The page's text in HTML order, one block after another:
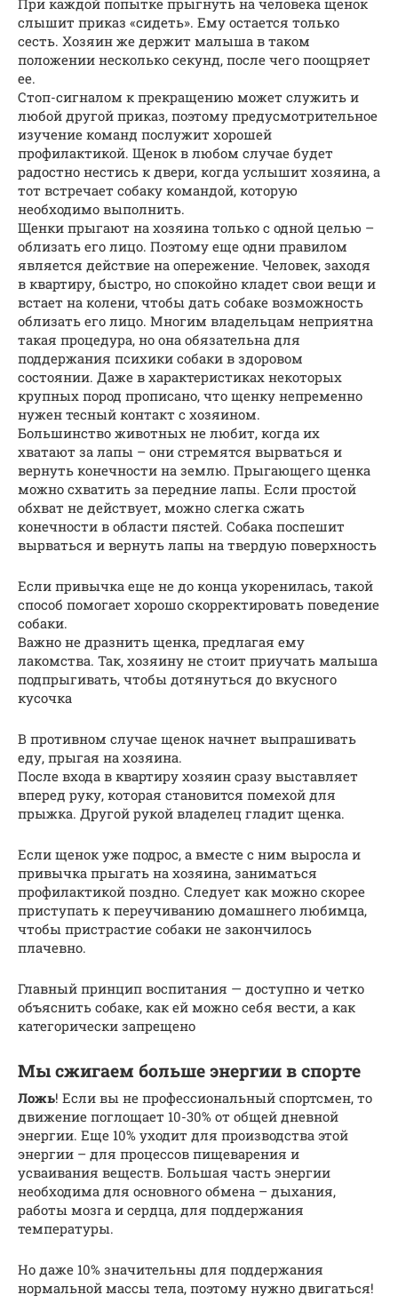
При каждой попытке прыгнуть на человека щенок
слышит приказ «сидеть». Ему остается только
сесть. Хозяин же держит малыша в таком
положении несколько секунд, после чего поощряет
ее.
Стоп-сигналом к прекращению может служить и
любой другой приказ, поэтому предусмотрительное
изучение команд послужит хорошей
профилактикой. Щенок в любом случае будет
радостно нестись к двери, когда услышит хозяина, а
тот встречает собаку командой, которую
необходимо выполнить.
Щенки прыгают на хозяина только с одной целью –
облизать его лицо. Поэтому еще одни правилом
является действие на опережение. Человек, заходя
в квартиру, быстро, но спокойно кладет свои вещи и
встает на колени, чтобы дать собаке возможность
облизать его лицо. Многим владельцам неприятна
такая процедура, но она обязательна для
поддержания психики собаки в здоровом
состоянии. Даже в характеристиках некоторых
крупных пород прописано, что щенку непременно
нужен тесный контакт с хозяином.
Большинство животных не любит, когда их
хватают за лапы – они стремятся вырваться и
вернуть конечности на землю. Прыгающего щенка
можно схватить за передние лапы. Если простой
обхват не действует, можно слегка сжать
конечности в области пястей. Собака поспешит
вырваться и вернуть лапы на твердую поверхность
Если привычка еще не до конца укоренилась, такой
способ помогает хорошо скорректировать поведение
собаки.
Важно не дразнить щенка, предлагая ему
лакомства. Так, хозяину не стоит приучать малыша
подпрыгивать, чтобы дотянуться до вкусного
кусочка
В противном случае щенок начнет выпрашивать
еду, прыгая на хозяина.
После входа в квартиру хозяин сразу выставляет
вперед руку, которая становится помехой для
прыжка. Другой рукой владелец гладит щенка.
Если щенок уже подрос, а вместе с ним выросла и
привычка прыгать на хозяина, заниматься
профилактикой поздно. Следует как можно скорее
приступать к переучиванию домашнего любимца,
чтобы пристрастие собаки не закончилось
плачевно.
Главный принцип воспитания — доступно и четко
объяснить собаке, как ей можно себя вести, а как
категорически запрещено
Мы сжигаем больше энергии в спорте
Ложь! Если вы не профессиональный спортсмен, то
движение поглощает 10-30% от общей дневной
энергии. Еще 10% уходит для производства этой
энергии – для процессов пищеварения и
усваивания веществ. Большая часть энергии
необходима для основного обмена – дыхания,
работы мозга и сердца, для поддержания
температуры.
Но даже 10% значительны для поддержания
нормальной массы тела, поэтому нужно двигаться!